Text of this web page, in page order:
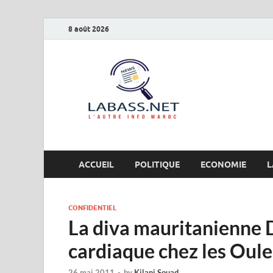
8 août 2026
ACCUEIL POLITIQUE ECONOMIE
CONFIDENTIEL
La diva mauritanienne
cardiaque chez les